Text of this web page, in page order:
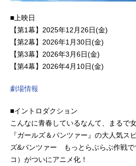
■上映日
【第1幕】2025年12月26日(金)
【第2幕】2026年1月30日(金)
【第3幕】2026年3月6日(金)
【第4幕】2026年4月10日(金)
劇場情報
■イントロダクション
こんなに青春しているなんて、まる
『ガールズ＆パンツァー』の大人気ス
ズ&パンツァー もっとらぶらぶ作戦
コ）がついにアニメ化！